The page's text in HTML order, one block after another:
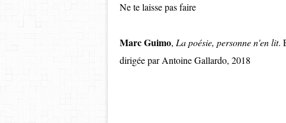
Ne te laisse pas faire
Marc Guimo, La poésie, personne n'en lit.
dirigée par Antoine Gallardo, 2018